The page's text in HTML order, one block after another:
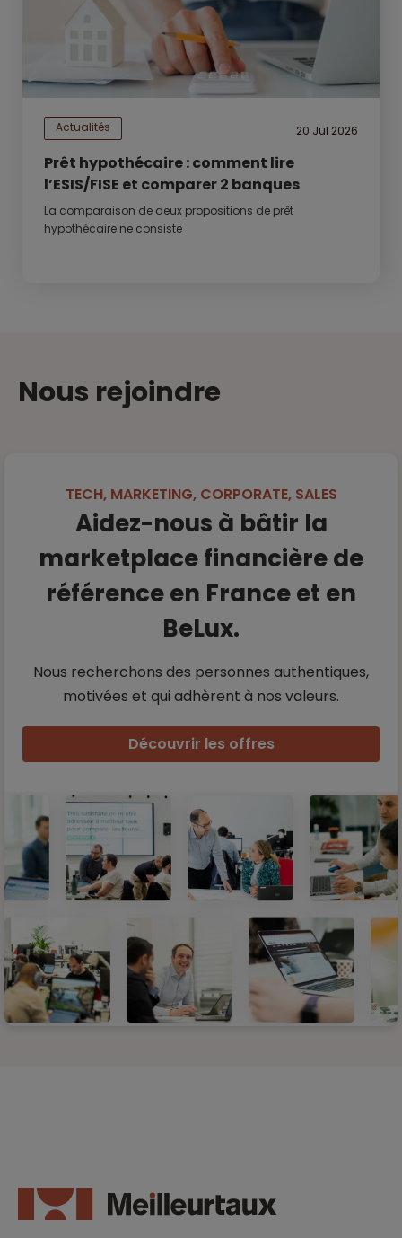
Actualités 20 Jul 2026
Prêt hypothécaire : comment lire
l’ESIS/FISE et comparer 2 banques
La comparaison de deux propositions de prêt
hypothécaire ne consiste
Nous rejoindre
TECH, MARKETING, CORPORATE, SALES
Aidez-nous à bâtir la
marketplace financière de
référence en France et en
BeLux.
Nous recherchons des personnes authentiques,
motivées et qui adhèrent à nos valeurs.
Découvrir les offres